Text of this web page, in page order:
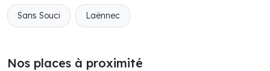
Sans Souci Laënnec
Nos places à proximité